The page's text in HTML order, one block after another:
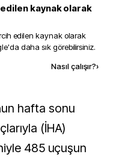
kaynak olarak
edilen kaynak olarak
daha sık görebilirsiniz.
Nasıl çalışır?›
(İHA)
485 uçuşun